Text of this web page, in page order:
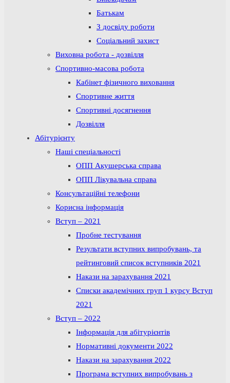
Батькам
З досвіду роботи
Соціальний захист
Виховна робота - дозвілля
Спортивно-масова робота
Кабінет фізичного виховання
Спортивне життя
Спортивні досягнення
Дозвілля
Абітурієнту
Наші спеціальності
ОПП Акушерська справа
ОПП Лікувальна справа
Консультаційні телефони
Корисна інформація
Вступ – 2021
Пробне тестування
Результати вступних випробувань, та
рейтинговий список вступників 2021
Накази на зарахування 2021
Списки академічних груп 1 курсу Вступ
2021
Вступ – 2022
Інформація для абітурієнтів
Нормативні документи 2022
Накази на зарахування 2022
Програма вступних випробувань з